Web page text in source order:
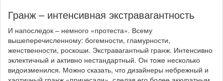
Гранж – интенсивная экстравагантность
И напоследок – немного «протеста». Всему
вышеперечисленному: богемности, гламурности,
женственности, роскоши. Экстравагантный гранж. Интенсивно
эклектичный и активно нестандартный. Он тоже несколько
видоизменился. Можно сказать, что дизайнеры небрежный и